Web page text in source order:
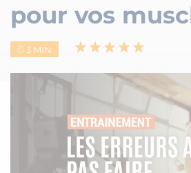
pour vos
3 MIN